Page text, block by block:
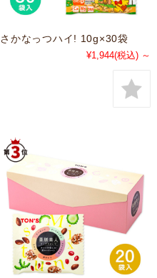
さかなっつハイ! 10g×30袋
¥1,944(税込) ～